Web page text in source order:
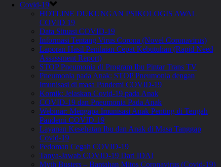
Covid-19
HOTLINE DUKUNGAN PSIKOLOGIS AWAL
COVID 19
Data Situasi COVID-19
Informasi Tentang Virus Corona (Novel Coronavirus)
Laporan Hasil Penilaian Cepat Kebutuhan (Rapid Need
Assassment Report)
STOP Pneumonia di Program Ibu Pintar Trans TV
Pneumonia pada Anak: STOP Pneumonia dengan
Imunisasi di masa Pandemi COVID-19
Komik: Jelaskan Covid-19 pada Anak
COVID-19 dan Pneumonia Pada Anak
Webinar: Mengapa Imunisasi Anak Penting di Tengah
Pandemi COVID-19
Layanan Kesehatan Ibu dan Anak di Masa Tanggap
Covid-19
Pedoman Cegah COVID-19
Tanya-Jawab COVID-19 Dari IDAI
Myth Busters – Bantahan Mitos Coronavirus (Covid-19)